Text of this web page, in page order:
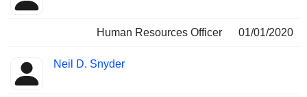
Human Resources Officer 01/01/2020
Neil D. Snyder